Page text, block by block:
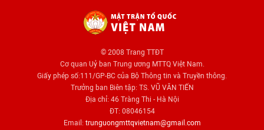
© 2008 Trang TTĐT
Cơ quan Uỷ ban Trung ương MTTQ Việt Nam.
Giấy phép số:111/GP-BC của Bộ Thông tin và Truyền thông.
Trưởng ban Biên tập: TS. VŨ VĂN TIẾN
Địa chỉ: 46 Tràng Thi - Hà Nội
ĐT: 08046154
Email: trunguongmttqvietnam@gmail.com